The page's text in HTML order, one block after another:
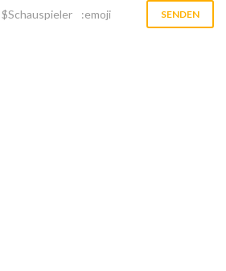
$Schauspieler :emoji